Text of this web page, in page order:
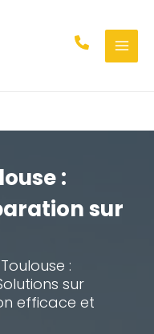
:
sur
:
sur
efficace et